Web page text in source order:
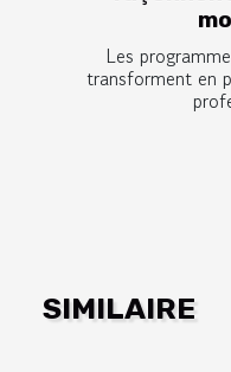
Les
transforment en
SIMILAIRE